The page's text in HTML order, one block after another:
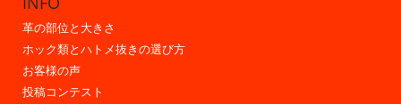
革の部位と大きさ
ホック類とハトメ抜きの選び方
お客様の声
投稿コンテスト